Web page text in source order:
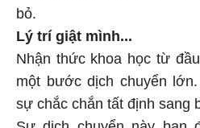
bỏ.
Lý trí giật mình...
Nhận thức khoa học từ
một bước dịch chuyển
sự chắc chắn tất định sang